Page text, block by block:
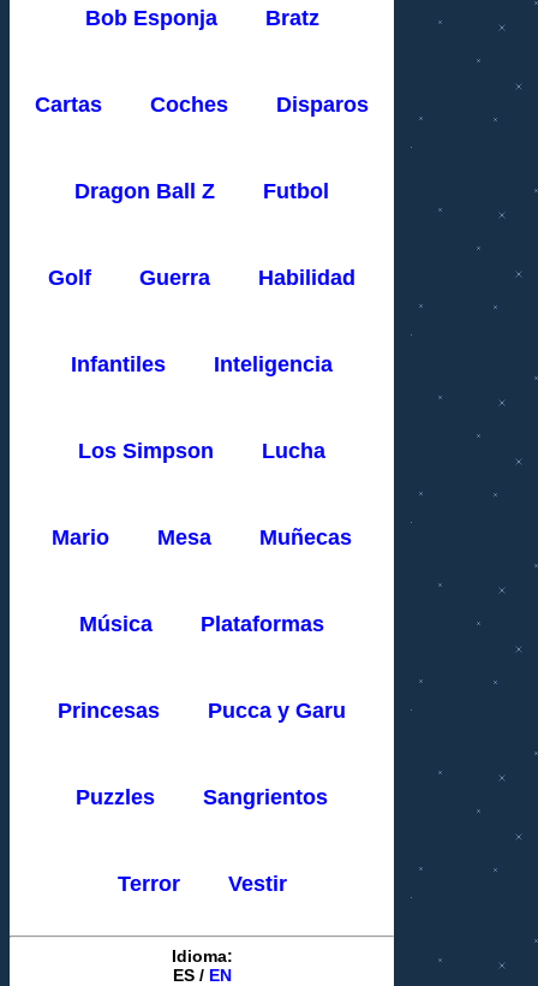
Bob Esponja Bratz
Cartas Coches Disparos
Dragon Ball Z Futbol
Golf Guerra Habilidad
Infantiles Inteligencia
Los Simpson Lucha
Mario Mesa Muñecas
Música Plataformas
Princesas Pucca y Garu
Puzzles Sangrientos
Terror Vestir
Idioma:
ES / EN